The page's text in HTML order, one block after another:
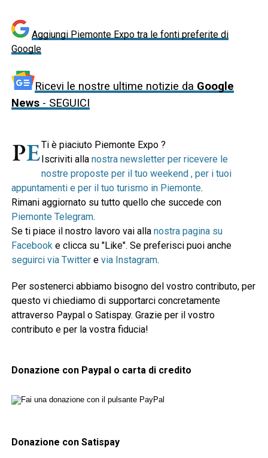
Aggiungi Piemonte Expo tra le fonti preferite di
Google
Ricevi le nostre ultime notizie da Google
News- SEGUICI
Ti è piaciuto Piemonte Expo ?
Iscriviti alla nostra newsletter per ricevere le
nostre proposte per il tuo weekend , per i tuoi
appuntamenti e per il tuo turismo in Piemonte.
Rimani aggiornato su tutto quello che succede con
Piemonte Telegram.
Se ti piace il nostro lavoro vai alla nostra pagina su
Facebooke clicca su "Like". Se preferisci puoi anche
seguirci via Twittere via Instagram.
Per sostenerci abbiamo bisogno del vostro contributo, per
questo vi chiediamo di supportarci concretamente
attraverso Paypal o Satispay. Grazie per il vostro
contributo e per la vostra fiducia!
Donazione con Paypal o carta di credito
Donazione con Satispay